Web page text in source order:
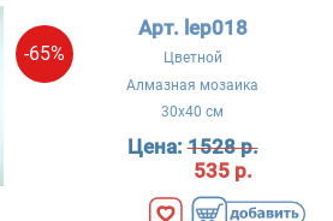
-65%
Арт. lep018
Цветной
Алмазная мозаика
30x40 см
Цена:1528 р.
535 р.